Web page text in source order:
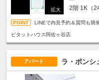
2階 1K（
LINEで内見予約＆質問も
ピタットハウス阿佐ヶ谷店
アパート ラ・ポンシ